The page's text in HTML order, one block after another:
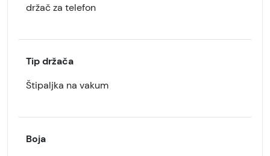
držač za telefon
Tip držača
Štipaljka na vakum
Boja